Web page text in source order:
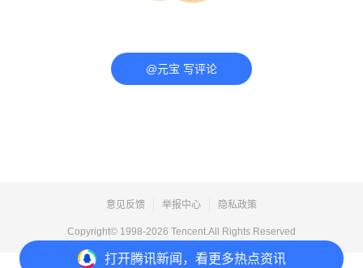
打开腾讯新闻，看更多热点资讯
@元宝 写评论
意见反馈 举报中心 隐私政策
Copyright© 1998-2026 Tencent.All Rights Reserved